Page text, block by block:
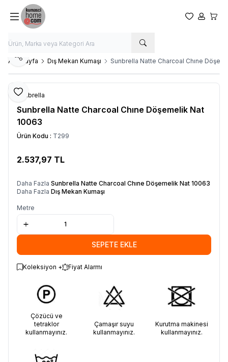
Favorilerim
Hesabım
Ana Sayfa Dış Mekan Kumaşı Sunbrella Natte Charcoal Chıne
Favoriye Ekle
Paylaş
Sunbrella
Sunbrella Natte Charcoal Chıne Döşemelik Nat
10063
Ürün Kodu : T299
2.537,97 TL
Daha Fazla Sunbrella Natte Charcoal Chıne Döşemelik Nat 10063
Daha Fazla Dış Mekan Kumaşı
Metre
SEPETE EKLE
Koleksiyon + Fiyat Alarmı
Çözücü ve
tetraklor
kullanmayınız.
Çamaşır suyu
kullanmayınız.
Kurutma makinesi
kullanmayınız.